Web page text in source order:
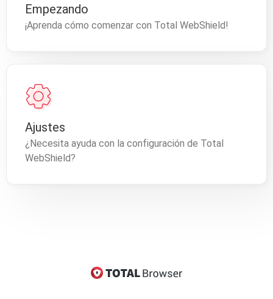
Empezando
¡Aprenda cómo comenzar con Total WebShield!
Ajustes
¿Necesita ayuda con la configuración de Total
WebShield?